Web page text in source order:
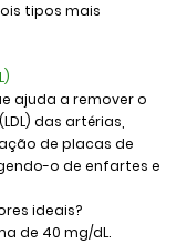
tipos mais
ajuda a remover o
das artérias,
de placas de
o de enfartes e
ideais?
de 40 mg/dL.